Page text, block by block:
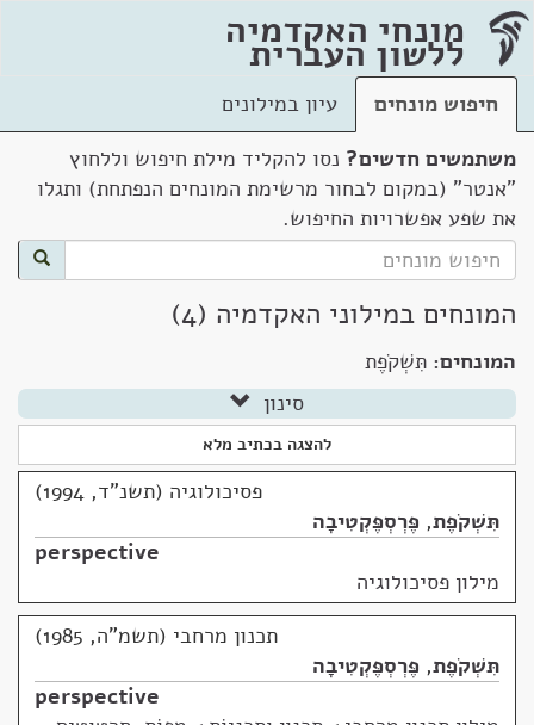
מונחי האקדמיה
ללשון העברית
חיפוש מונחים
עיון במילונים
משתמשים חדשים? נסו להקליד מילת חיפוש וללחוץ
"אנטר" (במקום לבחור מרשימת המונחים הנפתחת) ותגלו
את שפע אפשרויות החיפוש.
המונחים במילוני האקדמיה (4)
המונחים: תִּשְׁקֹפֶת
סינון
להצגה בכתיב מלא
פסיכולוגיה (תשנ"ד, 1994)
תִּשְׁקֹפֶת, פֶּרְסְפֶּקְטִיבָה
perspective
מילון פסיכולוגיה
תכנון מרחבי (תשמ"ה, 1985)
תִּשְׁקֹפֶת, פֶּרְסְפֶּקְטִיבָה
perspective